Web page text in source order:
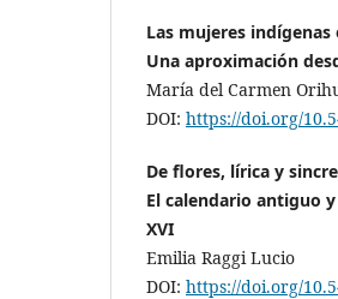
Las mujeres
Una aproximación
María del Carmen
DOI: https://doi.org/
De flores, lírica y
El calendario antiguo
XVI
Emilia Raggi Lucio
DOI: https://doi.org/